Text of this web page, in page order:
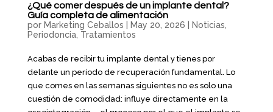
¿Qué comer después de un implante dental?
Guía completa de alimentación
por Marketing Ceballos May 20, 2026 Noticias
Periodoncia, Tratamientos
Acabas de recibir tu implante dental y tienes por
delante un período de recuperación fundamental. Lo
que comes en las semanas siguientes no es solo una
cuestión de comodidad: influye directamente en la